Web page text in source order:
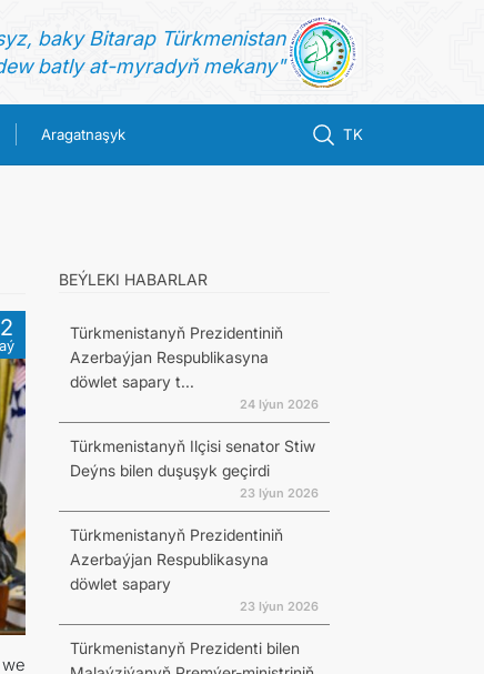
baky Bitarap Türkmenistan
batly at-myradyň mekany"
Aragatnaşyk TK
BEÝLEKI HABARLAR
Türkmenistanyň Prezidentiniň
Azerbaýjan Respublikasyna
döwlet sapary t...
24 Iýun 2026
Türkmenistanyň Ilçisi senator Stiw
Deýns bilen duşuşyk geçirdi
23 Iýun 2026
Türkmenistanyň Prezidentiniň
Azerbaýjan Respublikasyna
döwlet sapary
23 Iýun 2026
Türkmenistanyň Prezidenti bilen